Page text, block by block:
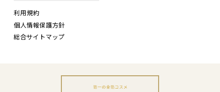
利用規約
個人情報保護方針
総合サイトマップ